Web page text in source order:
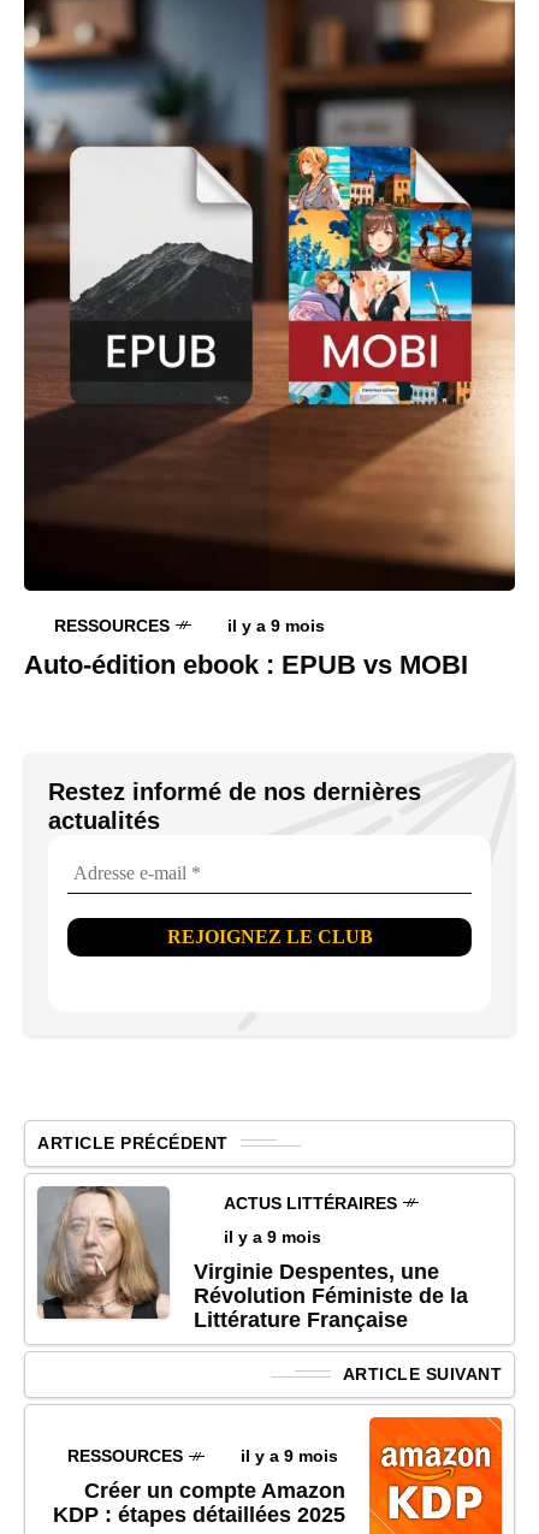
RESSOURCES il y a 9 mois
Auto-édition ebook : EPUB vs MOBI
Restez informé de nos dernières
actualités
ARTICLE PRÉCÉDENT
ACTUS LITTÉRAIRES
il y a 9 mois
Virginie Despentes, une
Révolution Féministe de la
Littérature Française
ARTICLE SUIVANT
RESSOURCES il y a 9 mois
Créer un compte Amazon
KDP : étapes détaillées 2025